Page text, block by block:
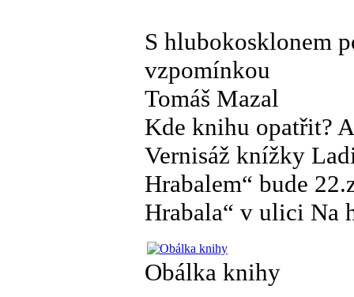
S hlubokosklonem
vzpomínkou
Tomáš Mazal
Kde knihu opatřit?
Vernisáž knížky
Hrabalem“ bude
Hrabala“ v ulici Na
Obálka knihy